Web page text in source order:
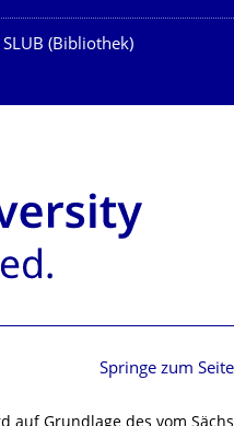
SLUB (Bibliothek)
Springe zum